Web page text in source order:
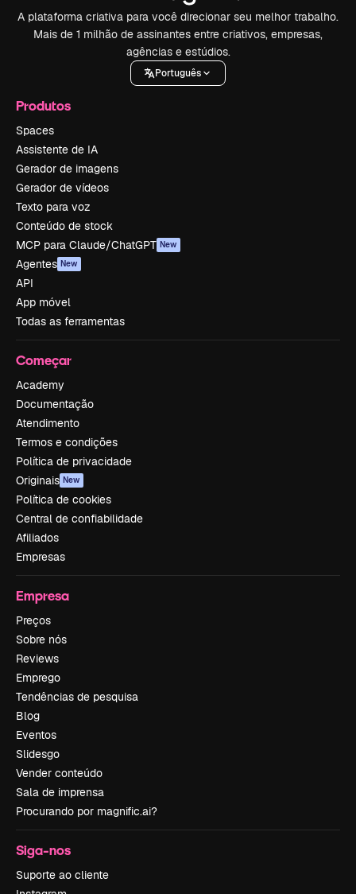
A plataforma criativa para você direcionar seu melhor trabalho.
Mais de 1 milhão de assinantes entre criativos, empresas,
agências e estúdios.
Português
Produtos
Spaces
Assistente de IA
Gerador de imagens
Gerador de vídeos
Texto para voz
Conteúdo de stock
MCP para Claude/ChatGPT New
Agentes New
API
App móvel
Todas as ferramentas
Começar
Academy
Documentação
Atendimento
Termos e condições
Política de privacidade
Originais New
Política de cookies
Central de confiabilidade
Afiliados
Empresas
Empresa
Preços
Sobre nós
Reviews
Emprego
Tendências de pesquisa
Blog
Eventos
Slidesgo
Vender conteúdo
Sala de imprensa
Procurando por magnific.ai?
Siga-nos
Suporte ao cliente